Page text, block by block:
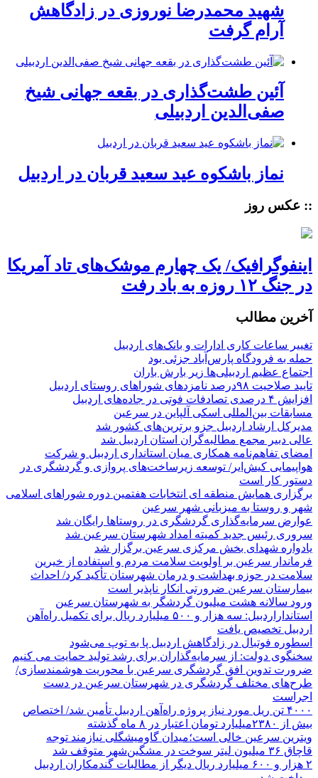
شهید محمدرضا نوروزی در زادگاهش
آرام گرفت
آئین طشت‌گذاری در بقعه جهانی شیخ
صفی‌الدین اردبیلی
نماز باشکوه عید سعید قربان در اردبیل
:: عکس روز
اینفوگرافیک/ یک چهارم موشک‌های تاد آمریکا
در جنگ ۱۲ روزه به باد رفت
آخرین مطالب
تغییر ساعات کاری ادارات و بانک‌های اردبیل
حمله به فرودگاه پارس‌‌آباد جزئی بود
اجتماع عظیم اردبیلی‌ها زیر بارش باران
تایید صلاحیت ۹۸درصد نامزدهای شوراهای روستای اردبیل
افزایش ۴ درصدی تصادفات فوتی در جاده‌های اردبیل
مسابقات بین‌المللی اسکی آلپاین در سرعین
مدیرکل ارشاد اردبیل جزو برترین‌های کشور شد
عالی دبیر مجمع مطالبه‌گران استان اردبیل شد
امضای تفاهم‌نامه همکاری میان استانداری اردبیل و شرکت
هواپیمایی کیش‌ایر/ توسعه زیرساخت‌های پروازی و گردشگری در
دستور کار است
برگزاری همایش منطقه ای انتخابات هفتمین دوره شوراهای اسلامی
شهر و روستا به میزبانی شهر سرعین
عوارض سرمایه‌گذاری گردشگری در روستاها رایگان شد
سروری رئیس جدید کمیته امداد شهرستان سرعین شد
یادواره شهدای بخش مرکزی سرعین برگزار شد
فرماندار سرعین بر اولویت سلامت مردم و استفاده از خیرین
سلامت در حوزه بهداشت و درمان شهرستان تأکید کرد/ احداث
بیمارستان سرعین ضرورتی انکار ناپذیر است
ورود سالانه هشت میلیون گردشگر به شهرستان سرعین
استانداراردبیل: سه هزار و ۵۰۰ میلیارد ریال برای تکمیل راه‌آهن
اردبیل تخصیص یافت
اسطوره فوتبال در زادگاهش اردبیل پا به توپ می‌شود
سخنگوی دولت: از سرمایه‌گذاران برای رشد تولید حمایت می کنیم
ضرورت تدوین افق گردشگری سرعین با محوریت هوشمندسازی/
طرح‌های مختلف گردشگری در شهرستان سرعین در دست
اجراست
۴۰۰۰ تن ریل مورد نیاز پروژه راه‌آهن اردبیل تأمین شد/ اختصاص
بیش از ۲۳۸۰میلیارد تومان اعتبار در ۸ ماه گذشته
ویترین سرعین خالی است؛میدان گاومیشگلی نیازمند توجه
قاچاق ۳۶ میلیون لیتر سوخت در مشگین‌شهر متوقف شد
۲ هزار و ۶۰۰‌ میلیارد ریال دیگر از مطالبات گندمکاران اردبیل